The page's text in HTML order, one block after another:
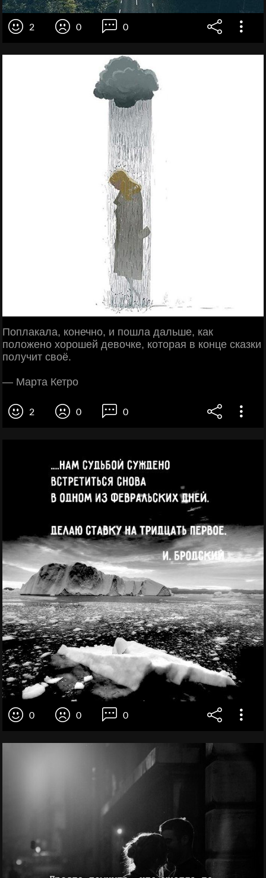
2 0 0
Поплакала, конечно, и пошла дальше, как
положено хорошей девочке, которая в конце сказки
получит своё.
— Марта Кетро
2 0 0
0 0 0